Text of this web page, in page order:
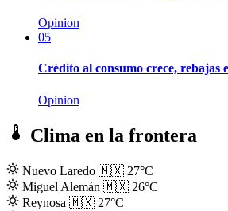
Opinion
05
Crédito al consumo crece, rebajas
Opinion
Clima en la frontera
Nuevo Laredo 🇲🇽 27°C
Miguel Alemán 🇲🇽 26°C
Reynosa 🇲🇽 27°C